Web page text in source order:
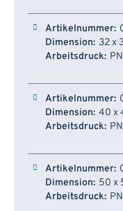
Artikelnummer
32 x
40 x
50 x